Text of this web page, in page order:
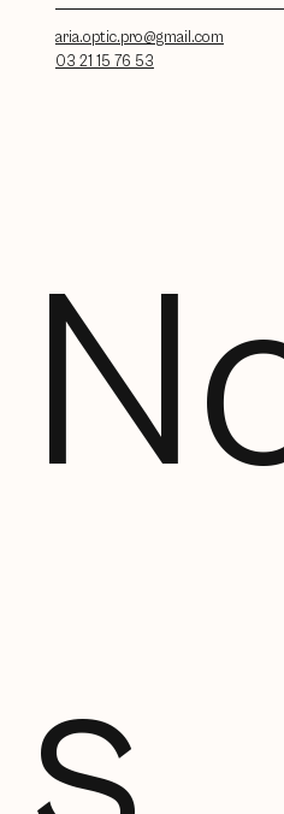
aria.optic.pro@gmail.com
03 21 15 76 53